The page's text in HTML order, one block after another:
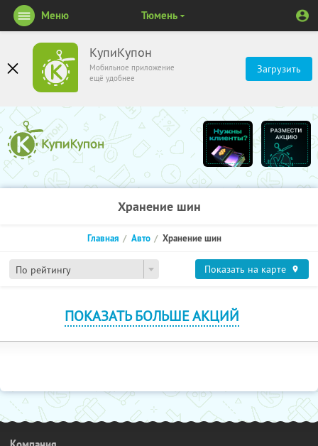
КупиКупон
Мобильное приложение
ещё удобнее
Загрузить
Меню Тюмень
Хранение шин
По рейтингу
Главная Авто Хранение шин
Показать на карте
ПОКАЗАТЬ БОЛЬШЕ АКЦИЙ